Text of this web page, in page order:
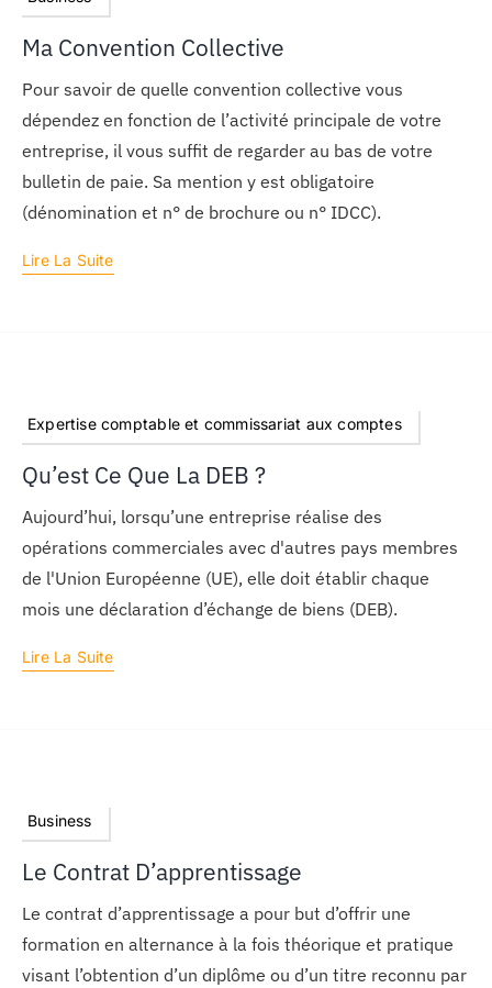
Ma Convention Collective
Pour savoir de quelle convention collective vous
dépendez en fonction de l’activité principale de votre
entreprise, il vous suffit de regarder au bas de votre
bulletin de paie. Sa mention y est obligatoire
(dénomination et n° de brochure ou n° IDCC).
Lire La Suite
Expertise comptable et commissariat aux comptes
Qu’est Ce Que La DEB ?
Aujourd’hui, lorsqu’une entreprise réalise des
opérations commerciales avec d'autres pays membres
de l'Union Européenne (UE), elle doit établir chaque
mois une déclaration d’échange de biens (DEB).
Lire La Suite
Business
Le Contrat D’apprentissage
Le contrat d’apprentissage a pour but d’offrir une
formation en alternance à la fois théorique et pratique
visant l’obtention d’un diplôme ou d’un titre reconnu par